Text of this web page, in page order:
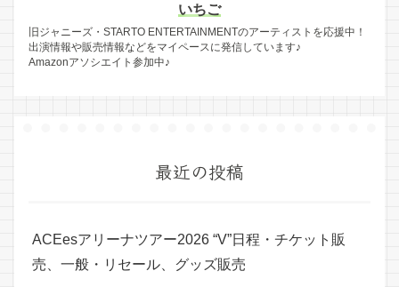
いちご
旧ジャニーズ・STARTO ENTERTAINMENTのアーティストを応援中！
出演情報や販売情報などをマイペースに発信しています♪
Amazonアソシエイト参加中♪
最近の投稿
ACEesアリーナツアー2026 “V”日程・チケット販
売、一般・リセール、グッズ販売